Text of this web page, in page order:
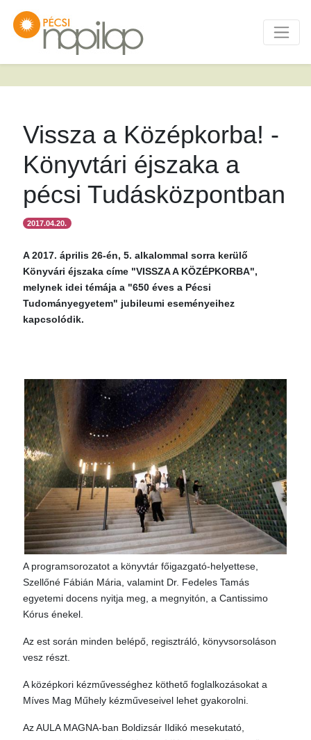
Vissza a Középkorba! -
Könyvtári éjszaka a
pécsi Tudásközpontban
2017.04.20.
A 2017. április 26-én, 5. alkalommal sorra kerülő
Könyvári éjszaka címe "VISSZA A KÖZÉPKORBA",
melynek idei témája a "650 éves a Pécsi
Tudományegyetem" jubileumi eseményeihez
kapcsolódik.
A programsorozatot a könyvtár főigazgató-helyettese,
Szellőné Fábián Mária, valamint Dr. Fedeles Tamás
egyetemi docens nyitja meg, a megnyitón, a Cantissimo
Kórus énekel.
Az est során minden belépő, regisztráló, könyvsorsoláson
vesz részt.
A középkori kézművességhez köthető foglalkozásokat a
Míves Mag Műhely kézműveseivel lehet gyakorolni.
Az AULA MAGNA-ban Boldizsár Ildikó mesekutató,